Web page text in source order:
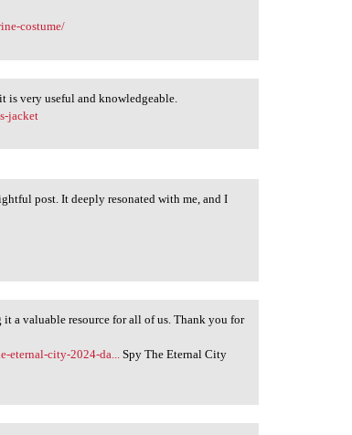
costume/
is very useful and knowledgeable.
jacket
post. It deeply resonated with me, and I
a valuable resource for all of us. Thank you for
city-2024-da...
Spy The Eternal City